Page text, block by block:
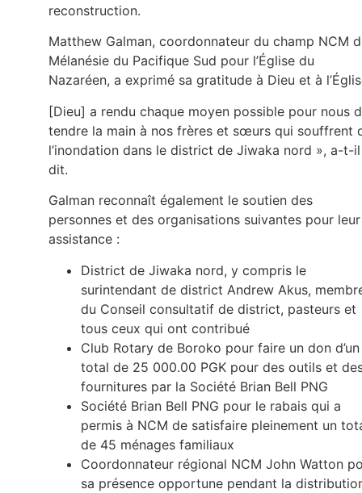
reconstruction.
Matthew Galman, coordonnateur du champ NCM
Mélanésie du Pacifique Sud pour l’Église du
Nazaréen, a exprimé sa gratitude à Dieu et à
[Dieu] a rendu chaque moyen possible pour nous
tendre la main à nos frères et sœurs qui souffrent
l’inondation dans le district de Jiwaka nord », a-t-il
dit.
Galman reconnaît également le soutien des
personnes et des organisations suivantes pour leur
assistance :
District de Jiwaka nord, y compris le
surintendant de district Andrew Akus,
du Conseil consultatif de district, pasteurs et
tous ceux qui ont contribué
Club Rotary de Boroko pour faire un don d’un
total de 25 000.00 PGK pour des outils et
fournitures par la Société Brian Bell PNG
Société Brian Bell PNG pour le rabais qui a
permis à NCM de satisfaire pleinement un
de 45 ménages familiaux
Coordonnateur régional NCM John Watton
sa présence opportune pendant la